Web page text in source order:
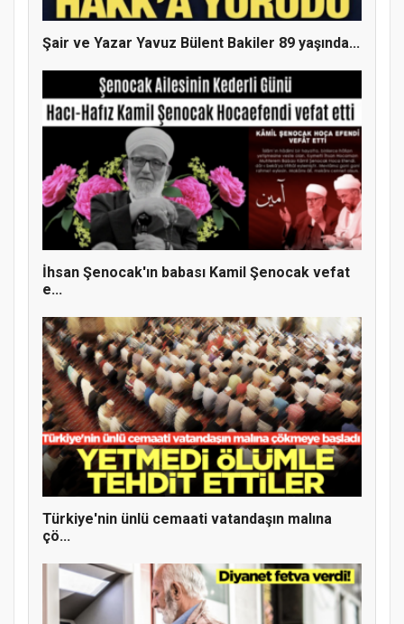
Şair ve Yazar Yavuz Bülent Bakiler 89 yaşında...
İhsan Şenocak'ın babası Kamil Şenocak vefat
e...
Türkiye'nin ünlü cemaati vatandaşın malına
çö...